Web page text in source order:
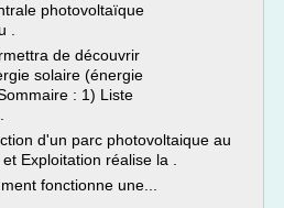
photovoltaïque
de découvrir
solaire (énergie
: 1) Liste
d'un parc photovoltaique au
Exploitation réalise la .
fonctionne une...